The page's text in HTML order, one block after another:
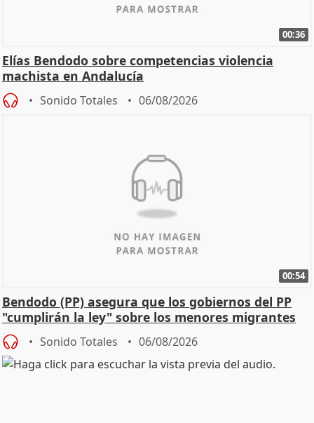
00:36
Elías Bendodo sobre competencias violencia
machista en Andalucía
Sonido Totales 06/08/2026
00:54
Bendodo (PP) asegura que los gobiernos del PP
"cumplirán la ley" sobre los menores migrantes
Sonido Totales 06/08/2026